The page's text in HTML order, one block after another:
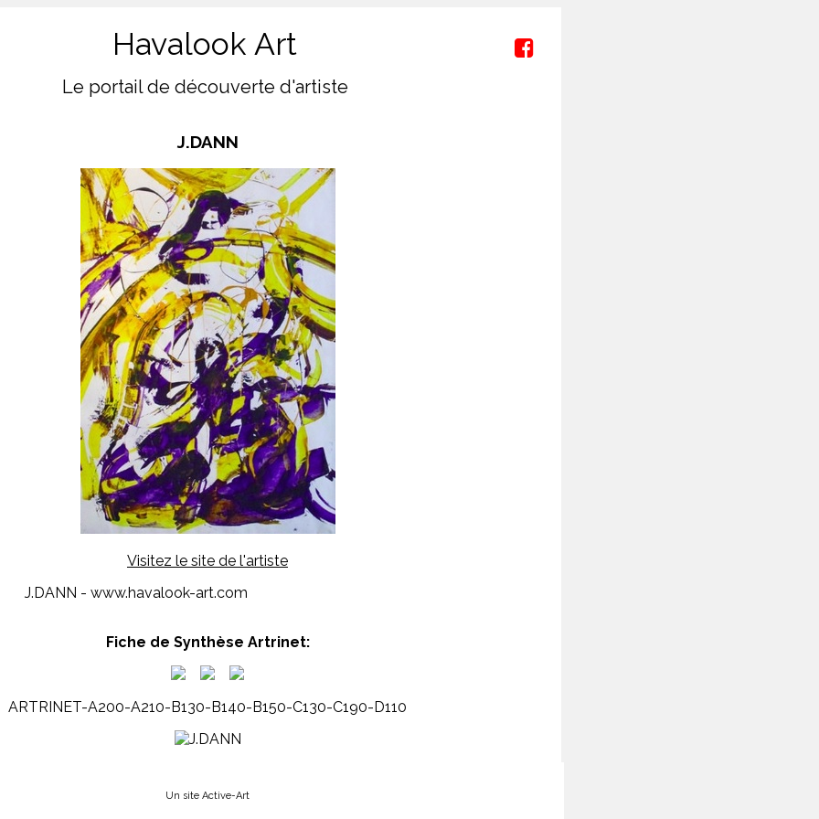
Havalook Art
Le portail de découverte d'artiste
J.DANN
Visitez le site de l'artiste
J.DANN - www.havalook-art.com
Fiche de Synthèse Artrinet:
ARTRINET-A200-A210-B130-B140-B150-C130-C190-D110
Un site Active-Art